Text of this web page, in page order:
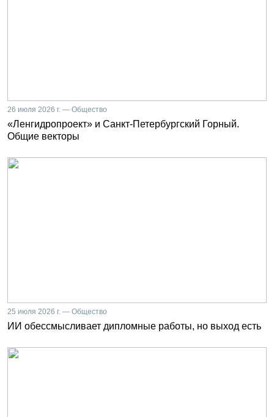
26 июля 2026 г. — Общество
«Ленгидропроект» и Санкт-Петербургский Горный.
Общие векторы
25 июля 2026 г. — Общество
ИИ обессмысливает дипломные работы, но выход есть